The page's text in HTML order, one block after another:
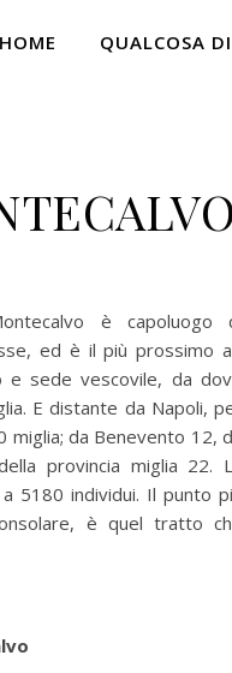
HOME QUALCOSA
è capoluogo
ed è il più prossimo
e sede vescovile, da
E distante da Napoli,
miglia; da Benevento 12,
provincia miglia 22.
5180 individui. Il punto
è quel tratto